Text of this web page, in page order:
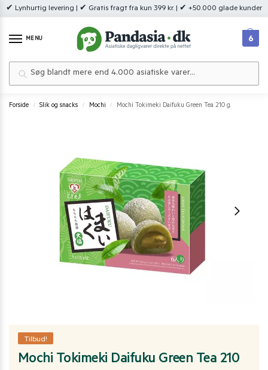
✔ Lynhurtig levering | ✔ Gratis fragt fra kun 399 kr. | ✔ +50.000 glade kunder
MENU 6
Forside / Slik og snacks / Mochi / Mochi Tokimeki Daifuku Green Tea 210 g.
Tilbud!
Mochi Tokimeki Daifuku Green Tea 210